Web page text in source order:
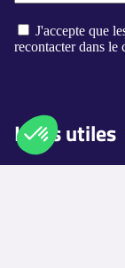
J'accepte que
recontacter dans le
Liens utiles